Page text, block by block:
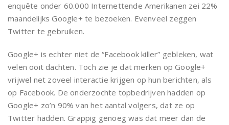
enquête onder 60.000 Internettende Amerikanen zei 22%
maandelijks Google+ te bezoeken. Evenveel zeggen
Twitter te gebruiken.
Google+ is echter niet de “Facebook killer” gebleken, wat
velen ooit dachten. Toch zie je dat merken op Google+
vrijwel net zoveel interactie krijgen op hun berichten, als
op Facebook. De onderzochte topbedrijven hadden op
Google+ zo’n 90% van het aantal volgers, dat ze op
Twitter hadden. Grappig genoeg was dat meer dan de